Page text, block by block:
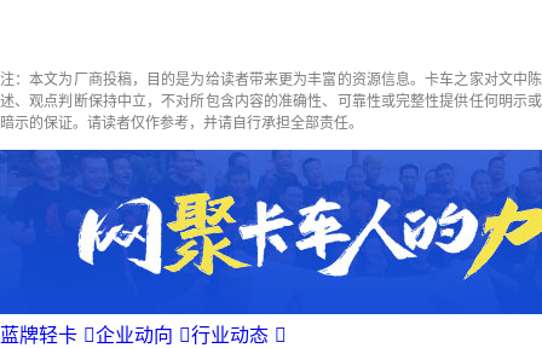
注：本文为厂商投稿，目的是为给读者带来更为丰富的资源信息。卡车之家对文中陈
述、观点判断保持中立，不对所包含内容的准确性、可靠性或完整性提供任何明示或
暗示的保证。请读者仅作参考，并请自行承担全部责任。
蓝牌轻卡 企业动向 行业动态 